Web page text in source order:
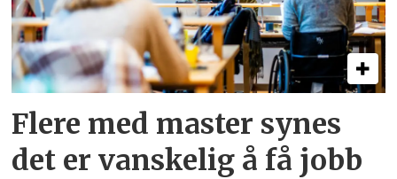
Flere med master synes
det er vanskelig å få jobb